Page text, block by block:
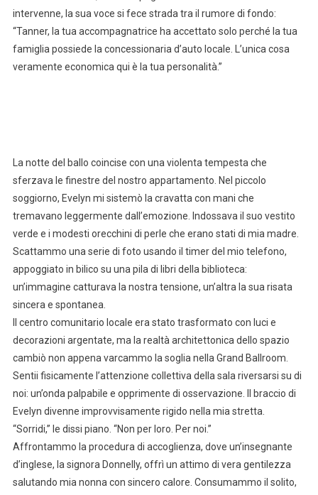
intervenne, la sua voce si fece strada tra il rumore di fondo:
“Tanner, la tua accompagnatrice ha accettato solo perché la tua
famiglia possiede la concessionaria d’auto locale. L’unica cosa
veramente economica qui è la tua personalità.”
La notte del ballo coincise con una violenta tempesta che
sferzava le finestre del nostro appartamento. Nel piccolo
soggiorno, Evelyn mi sistemò la cravatta con mani che
tremavano leggermente dall’emozione. Indossava il suo vestito
verde e i modesti orecchini di perle che erano stati di mia madre.
Scattammo una serie di foto usando il timer del mio telefono,
appoggiato in bilico su una pila di libri della biblioteca:
un’immagine catturava la nostra tensione, un’altra la sua risata
sincera e spontanea.
Il centro comunitario locale era stato trasformato con luci e
decorazioni argentate, ma la realtà architettonica dello spazio
cambiò non appena varcammo la soglia nella Grand Ballroom.
Sentii fisicamente l’attenzione collettiva della sala riversarsi su di
noi: un’onda palpabile e opprimente di osservazione. Il braccio di
Evelyn divenne improvvisamente rigido nella mia stretta.
“Sorridi,” le dissi piano. “Non per loro. Per noi.”
Affrontammo la procedura di accoglienza, dove un’insegnante
d’inglese, la signora Donnelly, offrì un attimo di vera gentilezza
salutando mia nonna con sincero calore. Consumammo il solito,